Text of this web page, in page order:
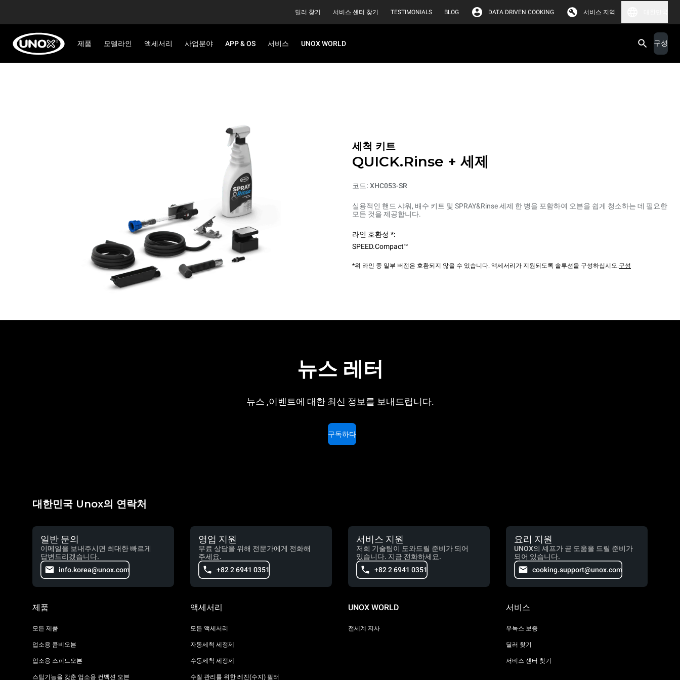
딜러 찾기 서비스 센터 찾기 TESTIMONIALS BLOG DATA DRIVEN COOKING 서비스 지역
제품 모델라인 액세서리 사업분야 APP & OS 서비스 UNOX WORLD 구성
세척 키트
QUICK.Rinse + 세제
코드: XHC053-SR
실용적인 핸드 샤워, 배수 키트 및 SPRAY&Rinse 세제 한 병을 포함하여 오븐을 쉽게 청소하는 데 필요한
모든 것을 제공합니다.
라인 호환성 *:
SPEED.Compact™
*위 라인 중 일부 버전은 호환되지 않을 수 있습니다. 액세서리가 지원되도록 솔루션을 구성하십시오.구성
뉴스 레터
뉴스 ,이벤트에 대한 최신 정보를 보내드립니다.
구독하다
대한민국 Unox의 연락처
일반 문의
이메일을 보내주시면 최대한 빠르게
답변드리겠습니다.
info.korea@unox.com
영업 지원
무료 상담을 위해 전문가에게 전화해
주세요.
+82 2 6941 0351
서비스 지원
저희 기술팀이 도와드릴 준비가 되어
있습니다. 지금 전화하세요.
+82 2 6941 0351
요리 지원
UNOX의 셰프가 곧 도움을 드릴 준비가
되어 있습니다.
cooking.support@unox.com
제품
모든 제품
업소용 콤비오븐
업소용 스피드오븐
스팀기능을 갖춘 업소용 컨벡션 오븐
액세서리
모든 액세서리
자동세척 세정제
수동세척 세정제
수질 관리를 위한 레진(수지) 필터
UNOX WORLD
전세계 지사
서비스
우녹스 보증
딜러 찾기
서비스 센터 찾기